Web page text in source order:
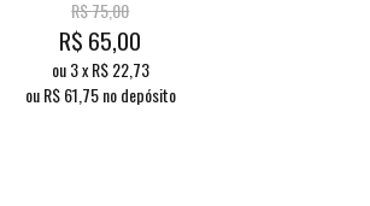
R$75,00
R$ 65,00
ou3x R$22,73
ou R$61,75 no depósito